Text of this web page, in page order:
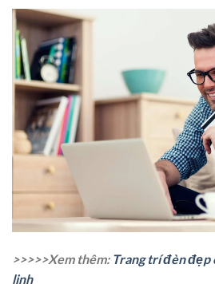
>>>>>Xem thêm: Trang trí đèn đẹp
linh